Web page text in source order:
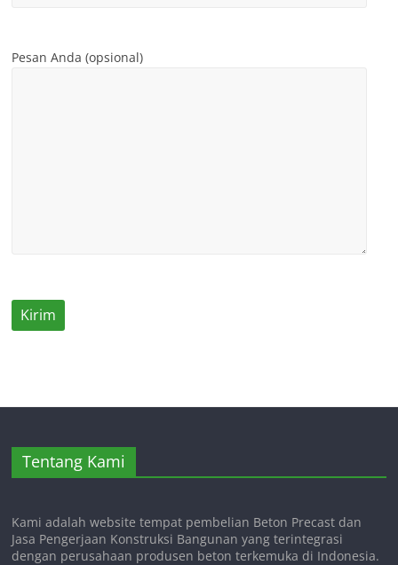
Pesan Anda (opsional)
Tentang Kami
Kami adalah website tempat pembelian Beton Precast dan
Jasa Pengerjaan Konstruksi Bangunan yang terintegrasi
dengan perusahaan produsen beton terkemuka di Indonesia.